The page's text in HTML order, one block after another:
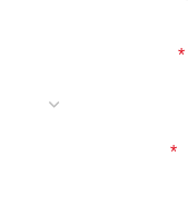
*
*